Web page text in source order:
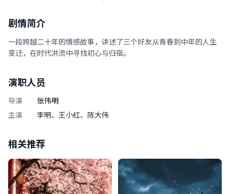
剧情简介
一段跨越二十年的情感故事，讲述了三个好友从青春到中年的人生
变迁，在时代洪流中寻找初心与归宿。
演职人员
导演
张伟明
主演
李明、王小红、陈大伟
相关推荐